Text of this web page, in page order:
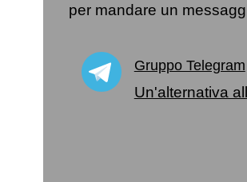
per mandare un
Gruppo Telegram
Un'alternativa